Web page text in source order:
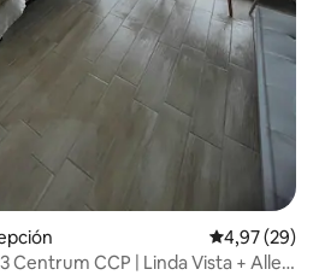
Gemiddelde
4,97 (29)
CCP | Linda Vista + Alles